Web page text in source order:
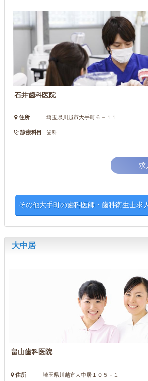
石井歯科医院
住所 埼玉県川越市大手町６－１１
診療科目 歯科
求
その他大手町の歯科医師・歯科衛生士求
大中居
畠山歯科医院
住所 埼玉県川越市大中居１０５－１